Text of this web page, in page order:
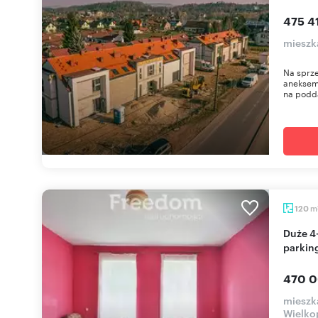
475
Na
na
120 m
Duże 4-pokojowe mieszkanie z ogrodem i
470